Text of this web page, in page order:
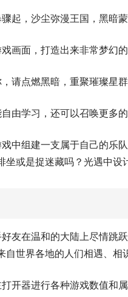
起，沙尘弥漫王国，黑暗
画面，打造出来非常梦幻
请点燃黑暗，重聚璀璨星群
由学习，还可以召唤更多
中组建一支属于自己的乐
坐或是捉迷藏吗？光遇中
友在温和的大陆上尽情跳
自世界各地的人们相遇、
开器进行各种游戏数值和